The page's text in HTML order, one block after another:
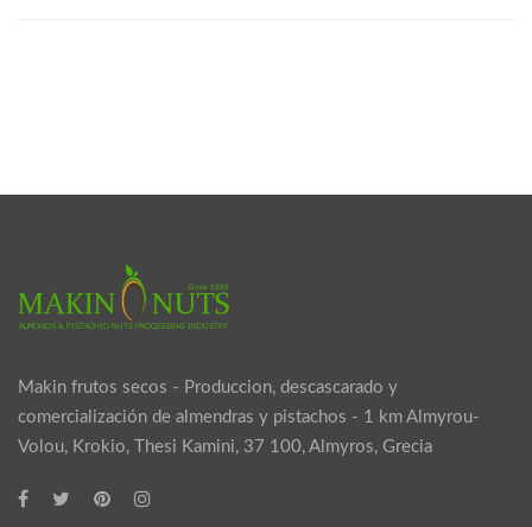
Makin frutos secos - Produccion, descascarado y
comercialización de almendras y pistachos - 1 km Almyrou-
Volou, Krokio, Thesi Kamini, 37 100, Almyros, Grecia